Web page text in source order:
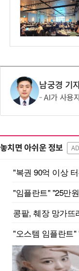
남궁경 기
AI가 사용자별
놓치면 아쉬운 정보 AD